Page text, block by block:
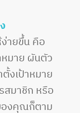
ายขึ้น คือ
หมาย ผันตัว
ตั้งเป้าหมาย
สมาชิก หรือ
องคุณก็ตาม